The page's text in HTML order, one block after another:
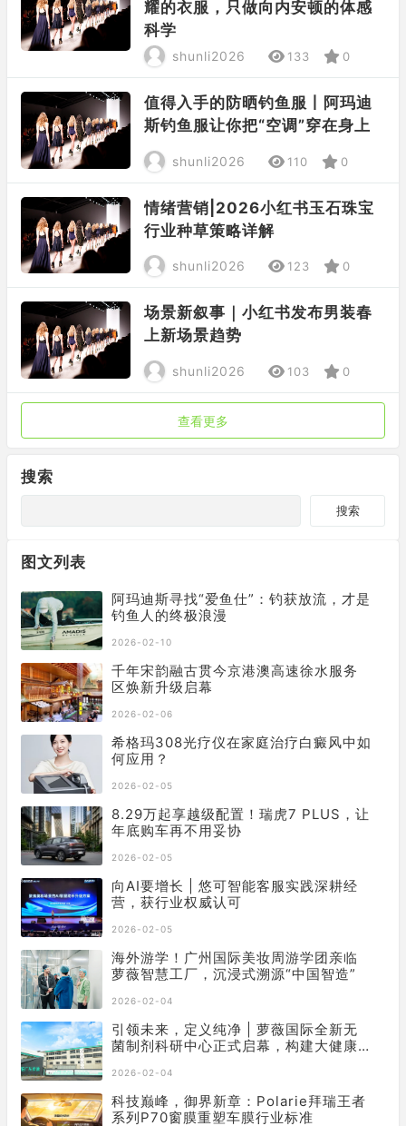
耀的衣服，只做向内安顿的体感
科学
shunli2026 133 0
值得入手的防晒钓鱼服丨阿玛迪
斯钓鱼服让你把“空调”穿在身上
shunli2026 110 0
情绪营销|2026小红书玉石珠宝
行业种草策略详解
shunli2026 123 0
场景新叙事｜小红书发布男装春
上新场景趋势
shunli2026 103 0
查看更多
搜索
搜索
图文列表
阿玛迪斯寻找“爱鱼仕”：钓获放流，才是
钓鱼人的终极浪漫
2026-02-10
千年宋韵融古贯今京港澳高速徐水服务
区焕新升级启幕
2026-02-06
希格玛​308光疗仪在家庭治疗白癜风中如
何应用？
2026-02-05
8.29万起享越级配置！瑞虎7 PLUS，让
年底购车再不用妥协
2026-02-05
向AI要增长 | 悠可智能客服实践深耕经
营，获行业权威认可
2026-02-05
海外游学！广州国际美妆周游学团亲临
萝薇智慧工厂，沉浸式溯源“中国智造”
2026-02-04
引领未来，定义纯净 | 萝薇国际全新无
菌制剂科研中心正式启幕，构建大健康
2026-02-04
科技巅峰，御界新章：Polarie拜瑞王者
系列P70窗膜重塑车膜行业标准